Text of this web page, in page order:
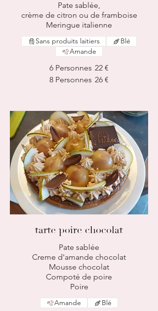
Pate sablée,
crème de citron ou de framboise
Meringue italienne
6 Personnes 22 €
8 Personnes 26 €
Sans produits laitiers
Blé
Amande
tarte poire chocolat
Pate sablée
Creme d'amande chocolat
Mousse chocolat
Compoté de poire
Poire
Amande Blé